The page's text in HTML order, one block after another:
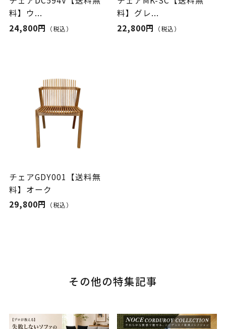
料】ウ...
24,800円
（税込）
料】グレ...
22,800円
（税込）
チェアGDY001【送料無
料】オーク
29,800円
（税込）
その他の特集記事